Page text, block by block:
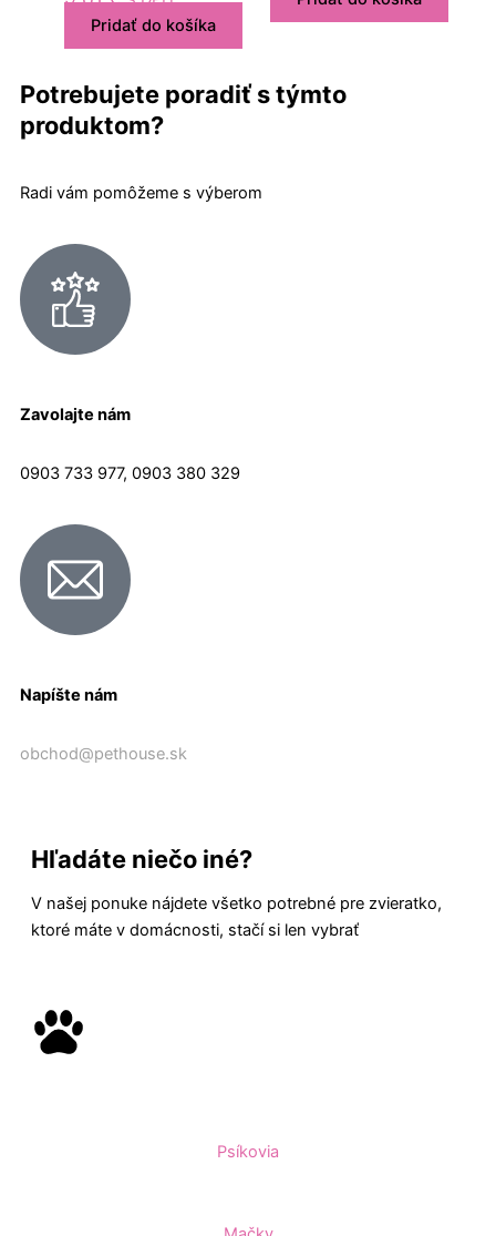
Pridať do košíka
Potrebujete poradiť s týmto
produktom?
Radi vám pomôžeme s výberom
Zavolajte nám
0903 733 977, 0903 380 329
Napíšte nám
obchod@pethouse.sk
Hľadáte niečo iné?
V našej ponuke nájdete všetko potrebné pre zvieratko,
ktoré máte v domácnosti, stačí si len vybrať
Psíkovia